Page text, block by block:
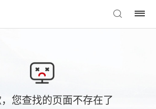
您查找的页面不存在了